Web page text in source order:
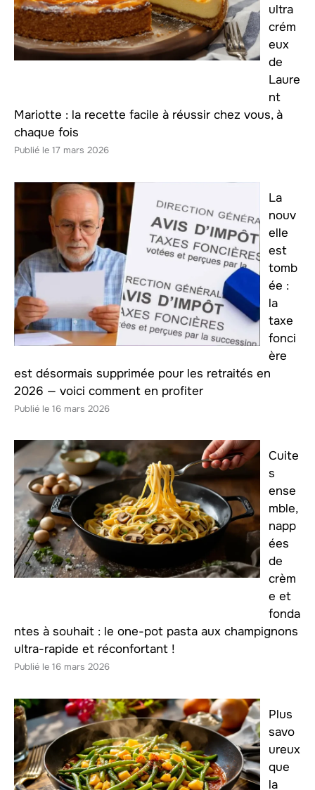
ultra
crém
eux
de
Laure
nt
Mariotte : la recette facile à réussir chez vous, à
chaque fois
17 mars 2026
La
nouv
elle
est
tomb
ée :
la
taxe
fonci
ère
est désormais supprimée pour les retraités en
2026 — voici comment en profiter
16 mars 2026
Cuite
s
ense
mble,
napp
ées
de
crèm
e et
fonda
ntes à souhait : le one-pot pasta aux champignons
ultra-rapide et réconfortant !
16 mars 2026
Plus
savo
ureux
que
la